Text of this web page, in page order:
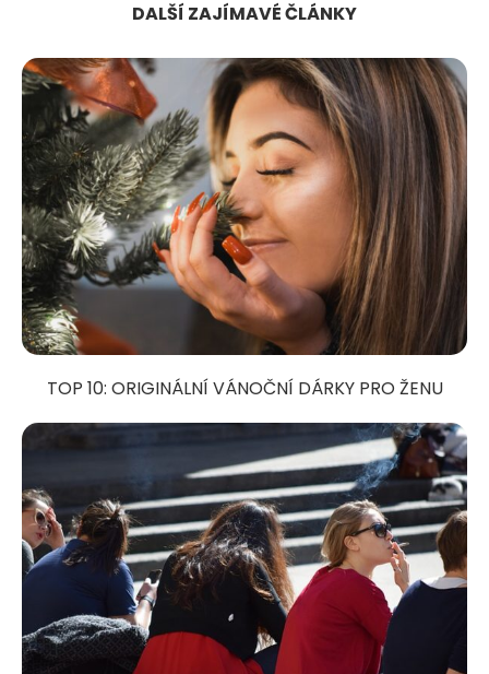
DALŠÍ ZAJÍMAVÉ ČLÁNKY
TOP 10: ORIGINÁLNÍ VÁNOČNÍ DÁRKY PRO ŽENU